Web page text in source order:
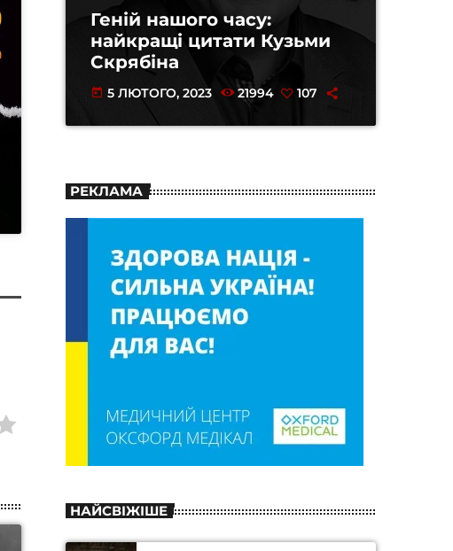
Геній нашого часу:
найкращі цитати Кузьми
Скрябіна
today 5 ЛЮТОГО, 2023 21994 107
РЕКЛАМА
НАЙСВІЖІШЕ